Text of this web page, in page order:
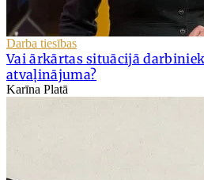
Darba tiesības
Vai ārkārtas situācijā
atvaļinājuma?
Karīna Platā